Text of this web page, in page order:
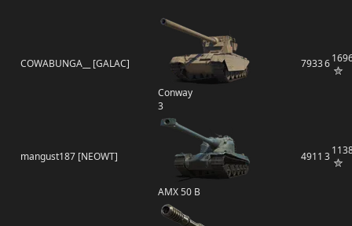
COWABUNGA__ [GALAC]
Conway
3
79336
mangust187 [NEOWT]
AMX 50 B
4911 3